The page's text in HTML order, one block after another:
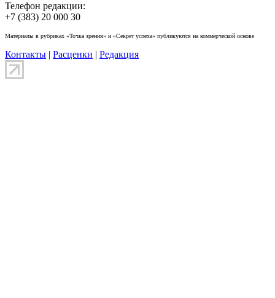
Телефон редакции:
+7 (383) 20 000 30
Материалы в рубриках «Точка зрения» и «Секрет успеха» публикуются на коммерческой основе
Контакты | Расценки | Редакция